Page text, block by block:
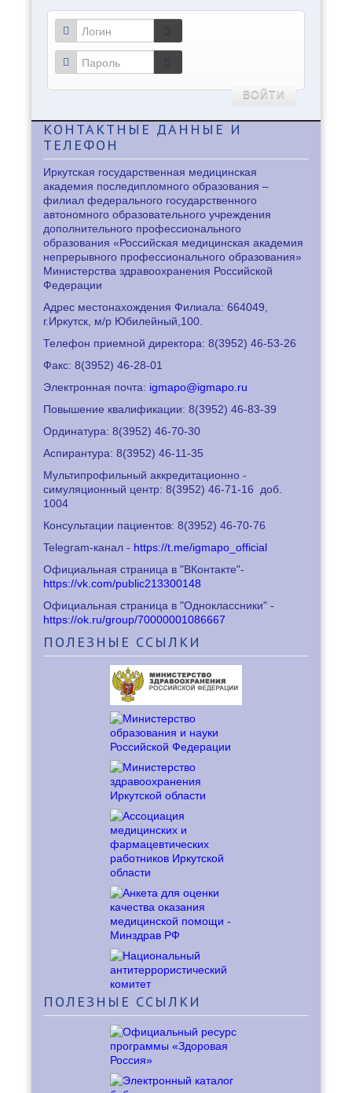
ВОЙТИ
КОНТАКТНЫЕ ДАННЫЕ И
ТЕЛЕФОН
Иркутская государственная медицинская
академия последипломного образования –
филиал федерального государственного
автономного образовательного учреждения
дополнительного профессионального
образования «Российская медицинская академия
непрерывного профессионального образования»
Министерства здравоохранения Российской
Федерации
Адрес местонахождения Филиала: 664049,
г.Иркутск, м/р Юбилейный,100.
Телефон приемной директора: 8(3952) 46-53-26
Факс: 8(3952) 46-28-01
Электронная почта: igmapo@igmapo.ru
Повышение квалификации: 8(3952) 46-83-39
Ординатура: 8(3952) 46-70-30
Аспирантура: 8(3952) 46-11-35
Мультипрофильный аккредитационно -
симуляционный центр: 8(3952) 46-71-16
доб.
1004
Консультации пациентов: 8(3952) 46-70-76
Telegram-канал - https://t.me/igmapo_official
Официальная страница в "ВКонтакте"-
https://vk.com/public213300148
Официальная страница в "Одноклассники" -
https://ok.ru/group/70000001086667
ПОЛЕЗНЫЕ ССЫЛКИ
ПОЛЕЗНЫЕ ССЫЛКИ